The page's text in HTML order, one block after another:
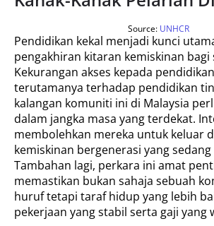
Source: UNHCR
Pendidikan kekal menjadi kunci
pengakhiran kitaran kemiskinan bagi
Kekurangan akses kepada
terutamanya terhadap pendidikan
kalangan komuniti ini di Malaysia
dalam jangka masa yang terdekat.
membolehkan mereka untuk keluar
kemiskinan bergenerasi yang
Tambahan lagi, perkara ini amat
memastikan bukan sahaja sebuah
huruf tetapi taraf hidup yang lebih
pekerjaan yang stabil serta gaji yang